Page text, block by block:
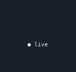
● live